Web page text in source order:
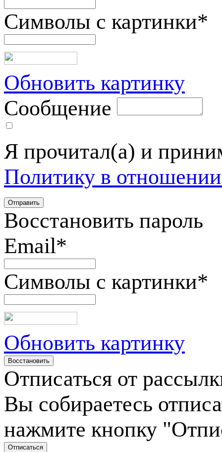
Символы с картинки*
Обновить картинку
Сообщение
Я прочитал(а) и
Политику в
Восстановить пароль
Email*
Символы с картинки*
Обновить картинку
Отписаться от
Вы собираетесь
нажмите кнопку